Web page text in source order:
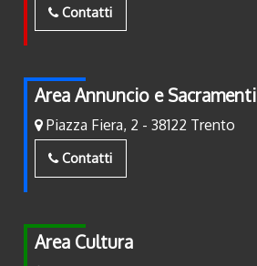
Contatti
Area Annuncio e Sacramenti
Piazza Fiera, 2 - 38122 Trento
Contatti
Area Cultura